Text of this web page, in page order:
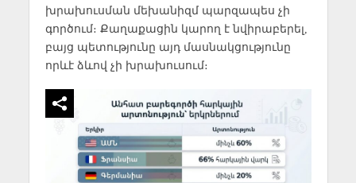
խրախուսման մեխանիզմ պարզապես չի
գործում։ Քաղաքացին կարող է նվիրաբերել,
բայց պետությունը այդ մասնակցությունը
որևէ ձևով չի խրախուսում։